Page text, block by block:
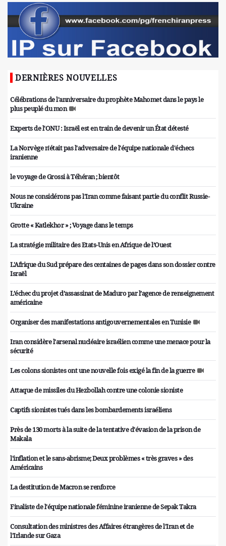
DERNIÈRES NOUVELLES
Célébrations de l'anniversaire du prophète Mahomet dans le pays le
plus peuplé du mon
Experts de l'ONU : Israël est en train de devenir un État détesté
La Norvège n'était pas l'adversaire de l'équipe nationale d'échecs
iranienne
le voyage de Grossi à Téhéran ; bientôt
Nous ne considérons pas l'Iran comme faisant partie du conflit Russie-
Ukraine
Grotte « Katlekhor » ; Voyage dans le temps
La stratégie militaire des Etats-Unis en Afrique de l’Ouest
L'Afrique du Sud prépare des centaines de pages dans son dossier contre
Israël
L’échec du projet d’assassinat de Maduro par l’agence de renseignement
américaine
Organiser des manifestations antigouvernementales en Tunisie
Iran considère l'arsenal nucléaire israélien comme une menace pour la
sécurité
Les colons sionistes ont une nouvelle fois exigé la fin de la guerre
Attaque de missiles du Hezbollah contre une colonie sioniste
Captifs sionistes tués dans les bombardements israéliens
Près de 130 morts à la suite de la tentative d'évasion de la prison de
Makala
l'inflation et le sans-abrisme; Deux problèmes « très graves » des
Américains
La destitution de Macron se renforce
Finaliste de l'équipe nationale féminine iranienne de Sepak Takra
Consultation des ministres des Affaires étrangères de l'Iran et de
l'Irlande sur Gaza